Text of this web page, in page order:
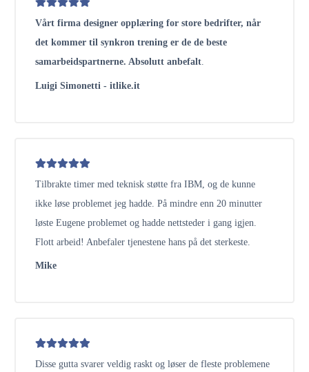
Vårt firma designer opplæring for store bedrifter, når
det kommer til synkron trening er de de beste
samarbeidspartnerne. Absolutt anbefalt
Luigi Simonetti - itlike.it
Tilbrakte timer med teknisk støtte fra IBM, og de kunne
ikke løse problemet jeg hadde. På mindre enn 20 minutter
løste Eugene problemet og hadde nettsteder i gang igjen.
Flott arbeid! Anbefaler tjenestene hans på det sterkeste.
Mike
Disse gutta svarer veldig raskt og løser de fleste problemene